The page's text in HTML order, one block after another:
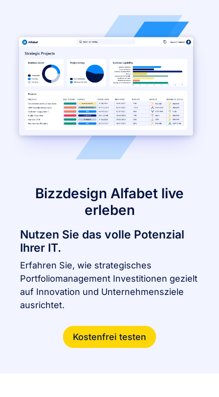
Bizzdesign Alfabet live
erleben
Nutzen Sie das volle Potenzial
Ihrer IT.
Erfahren Sie, wie strategisches
Portfoliomanagement Investitionen gezielt
auf Innovation und Unternehmensziele
ausrichtet.
Kostenfrei testen